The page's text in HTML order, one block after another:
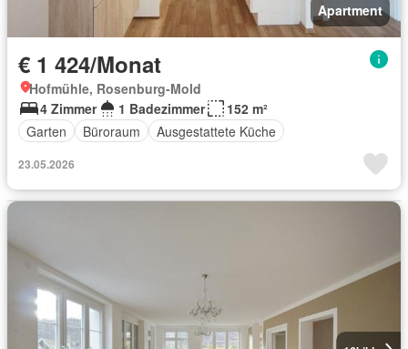
Apartment
€ 1 424/Monat
Hofmühle, Rosenburg-Mold
4 Zimmer
1 Badezimmer
152 m²
Garten
Büroraum Ausgestattete Küche
23.05.2026